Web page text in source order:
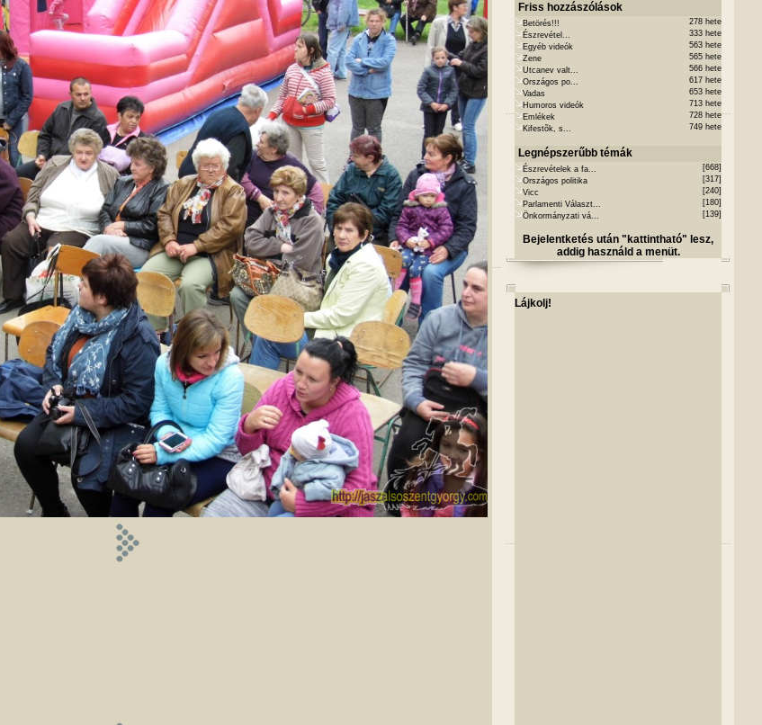
Friss hozzászólások
Betörés!!!
278 hete
Észrevétel...
333 hete
Egyéb videók
563 hete
Zene
565 hete
Utcanev valt...
566 hete
Országos po...
617 hete
Vadas
653 hete
Humoros videók
713 hete
Emlékek
728 hete
Kifestõk, s...
749 hete
Legnépszerűbb témák
Észrevételek a fa...
[668]
Országos politika
[317]
Vicc
[240]
Parlamenti Választ...
[180]
Önkormányzati vá...
[139]
Bejelentketés után "kattintható" lesz,
addig használd a menüt.
Lájkolj!